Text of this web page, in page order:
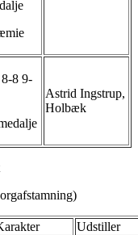
8 9-
Astrid Ingstrup,
Holbæk
Udstiller